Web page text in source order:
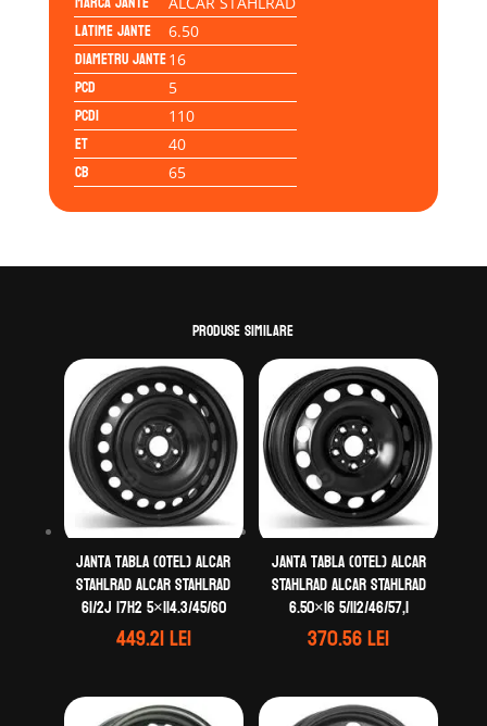
Latime jante 6.50
Diametru jante16
PCD 5
PCD1 110
ET 40
CB 65
Produse similare
Janta tabla (otel) ALCAR
STAHLRAD ALCAR STAHLRAD
61/2J 17H2 5×114.3/45/60
449.21lei
Janta tabla (otel) ALCAR
STAHLRAD ALCAR STAHLRAD
6.50×16 5/112/46/57,1
370.56lei